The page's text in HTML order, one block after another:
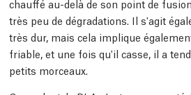
chauffé au-delà de son point de
très peu de dégradations. Il s'agit
très dur, mais cela implique
friable, et une fois qu'il casse, il a
petits morceaux.